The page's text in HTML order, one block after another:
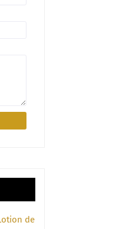
de